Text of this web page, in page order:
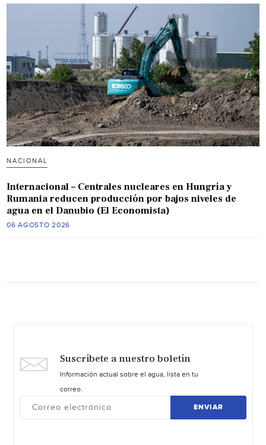
NACIONAL
Internacional – Centrales nucleares en Hungría y
Rumania reducen producción por bajos niveles de
agua en el Danubio (El Economista)
06 AGOSTO 2026
Suscríbete a nuestro boletín
Información actual sobre el agua, lista en tu
correo.
ENVIAR